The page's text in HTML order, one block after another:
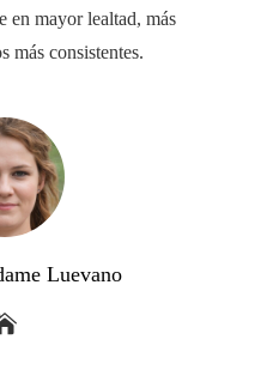
en mayor lealtad, más
más consistentes.
Luevano